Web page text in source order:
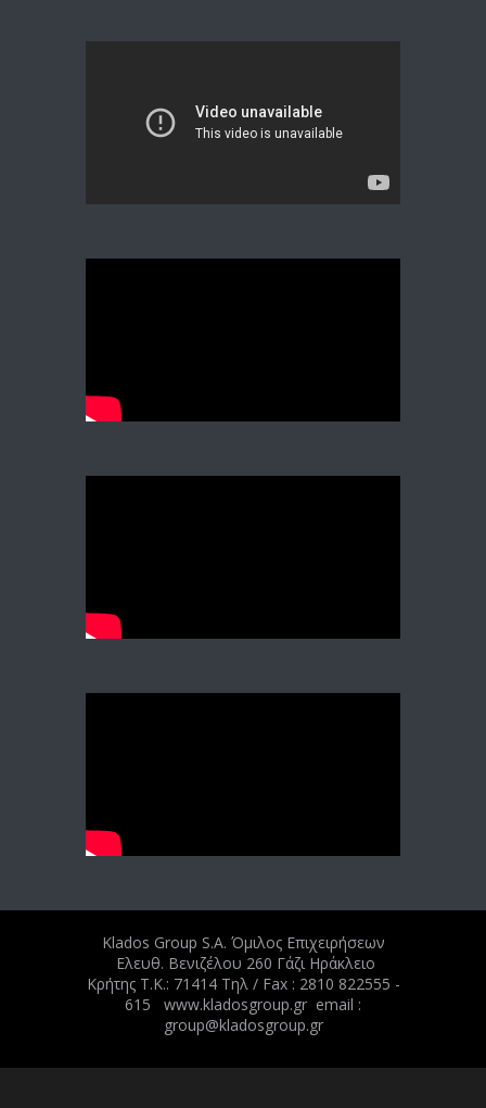
Klados Group S.A. Όμιλος Επιχειρήσεων
Ελευθ. Βενιζέλου 260 Γάζι Ηράκλειο
Κρήτης Τ.Κ.: 71414 Tηλ / Fax : 2810 822555 -
615 www.kladosgroup.gr email :
group@kladosgroup.gr